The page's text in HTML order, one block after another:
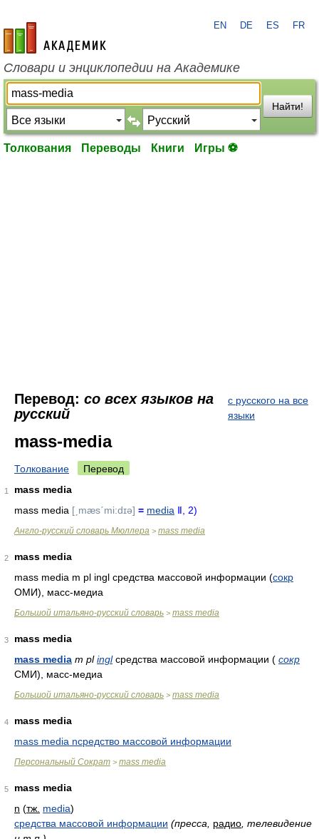
academic.ru
EN DE ES FR
Словари и энциклопедии на Академике
Найти!
Толкования Переводы Книги Игры ⚽
Перевод: со всех языков на
русский
с русского на все
языки
mass-media
Толкование Перевод
1
mass media
mass media [ˏmæsˊmi:dɪə] = media Ⅱ, 2)
Англо-русский словарь Мюллера > mass media
2
mass media
mass media m pl ingl средства массовой информации (сокр
ОМИ), масс-медиа
Большой итальяно-русский словарь > mass media
3
mass media
mass media m pl inglсредства массовой информации ( сокр
СМИ), масс-медиа
Большой итальяно-русский словарь > mass media
4
mass media
mass media nсредство массовой информации
Персональный Сократ > mass media
5
mass media
n (тж. media)
средства массовой информации (пресса, радио , телевидение